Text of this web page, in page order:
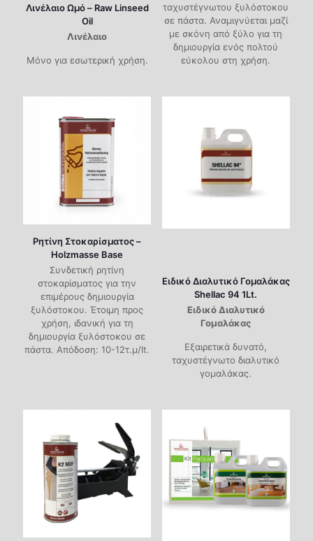
Λινέλαιο Ωμό – Raw Linseed
Oil
Λινέλαιο
Μόνο για εσωτερική χρήση.
ταχυστέγνωτου ξυλόστοκου
σε πάστα. Αναμιγνύεται μαζί
με σκόνη από ξύλο για τη
δημιουργία ενός πολτού
εύκολου στη χρήση.
Ρητίνη Στοκαρίσματος –
Holzmasse Base
Συνδετική ρητίνη
στοκαρίσματος για την
επιμέρους δημιουργία
ξυλόστοκου. Έτοιμη προς
χρήση, ιδανική για τη
δημιουργία ξυλόστοκου σε
πάστα. Απόδοση: 10-12τ.μ/lt.
Ειδικό Διαλυτικό Γομαλάκας
Shellac 94 1Lt.
Ειδικό Διαλυτικό
Γομαλάκας
Εξαιρετικά δυνατό,
ταχυστέγνωτο διαλυτικό
γομαλάκας.